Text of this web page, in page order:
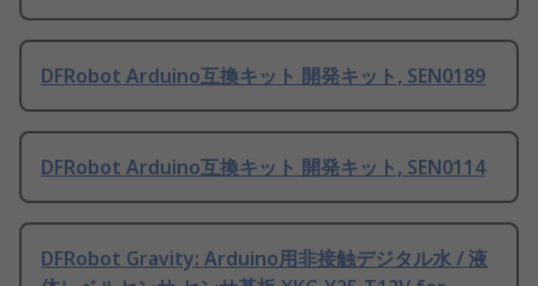
DFRobot Arduino互換キット 開発キット, SEN0189
DFRobot Arduino互換キット 開発キット, SEN0114
DFRobot Gravity: Arduino用非接触デジタル水 / 液